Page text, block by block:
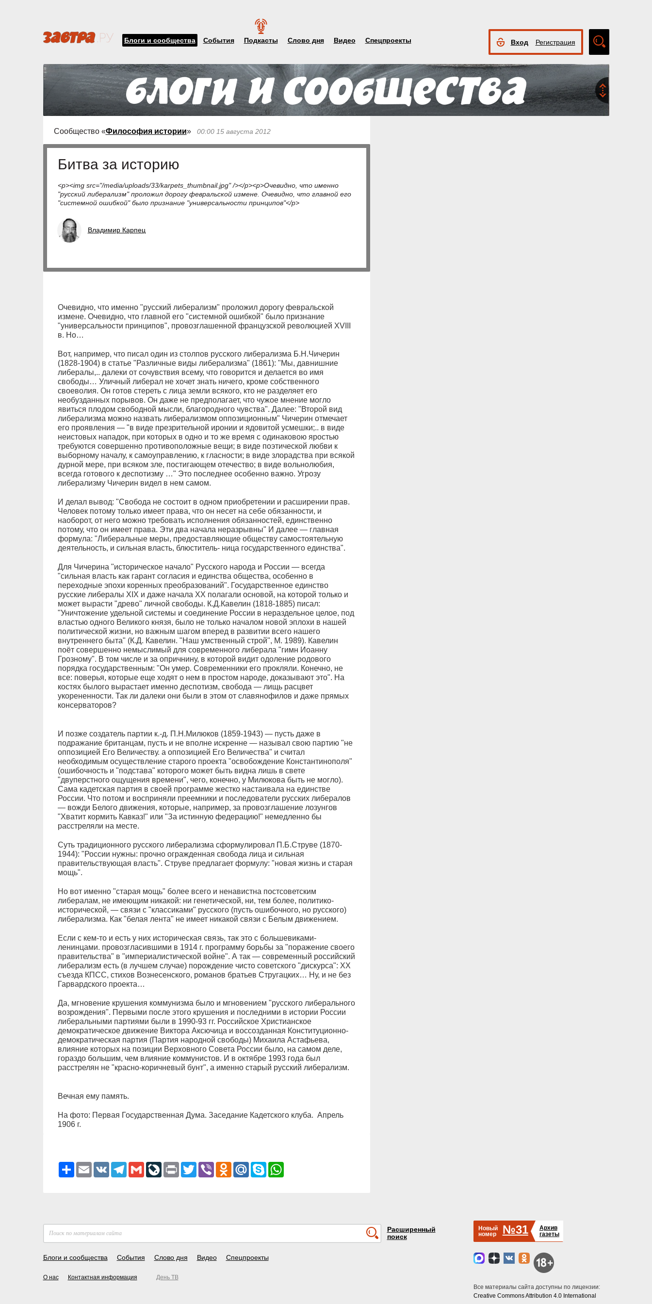
Блоги и сообщества События Подкасты Слово дня Видео Спецпроекты Вход Регистрация
поиск
Сообщество «Философия истории» 00:00 15 августа 2012
Битва за историю
<p><img src="/media/uploads/33/karpets_thumbnail.jpg" /></p><p>Очевидно, что именно
"русский либерализм" проложил дорогу февральской измене. Очевидно, что главной его
"системной ошибкой" было признание "универсальности принципов"</p>
Владимир Карпец
Очевидно, что именно "русский либерализм" проложил дорогу февральской
измене. Очевидно, что главной его "системной ошибкой" было признание
"универсальности принципов", провозглашенной французской революцией XVIII
в. Но…
Вот, например, что писал один из столпов русского либерализма Б.Н.Чичерин
(1828-1904) в статье "Различные виды либерализма" (1861): "Мы, давнишние
либералы,.. далеки от сочувствия всему, что говорится и делается во имя
свободы… Уличный либерал не хочет знать ничего, кроме собственного
своеволия. Он готов стереть с лица земли всякого, кто не разделяет его
необузданных порывов. Он даже не предполагает, что чужое мнение могло
явиться плодом свободной мысли, благородного чувства". Далее: "Второй вид
либерализма можно назвать либерализмом оппозиционным" Чичерин отмечает
его проявления — "в виде презрительной иронии и ядовитой усмешки;.. в виде
неистовых нападок, при которых в одно и то же время с одинаковою яростью
требуются совершенно противоположные вещи; в виде поэтической любви к
выборному началу, к самоуправлению, к гласности; в виде злорадства при всякой
дурной мере, при всяком зле, постигающем отечество; в виде вольнолюбия,
всегда готового к деспотизму …" Это последнее особенно важно. Угрозу
либерализму Чичерин видел в нем самом.
И делал вывод: "Свобода не состоит в одном приобретении и расширении прав.
Человек потому только имеет права, что он несет на себе обязанности, и
наоборот, от него можно требовать исполнения обязанностей, единственно
потому, что он имеет права. Эти два начала неразрывны" И далее — главная
формула: "Либеральные меры, предоставляющие обществу самостоятельную
деятельность, и сильная власть, блюститель- ница государственного единства".
Для Чичерина "историческое начало" Русского народа и России — всегда
"сильная власть как гарант согласия и единства общества, особенно в
переходные эпохи коренных преобразований". Государственное единство
русские либералы XIX и даже начала XX полагали основой, на которой только и
может вырасти "древо" личной свободы. К.Д.Кавелин (1818-1885) писал:
"Уничтожение удельной системы и соединение России в нераздельное целое, под
властью одного Великого князя, было не только началом новой эплохи в нашей
политической жизни, но важным шагом вперед в развитии всего нашего
внутреннего быта" (К.Д. Кавелин. "Наш умственный строй", М. 1989). Кавелин
поёт совершенно немыслимый для современного либерала "гимн Иоанну
Грозному". В том числе и за опричнину, в которой видит одоление родового
порядка государственным: "Он умер. Современники его прокляли. Конечно, не
все: поверья, которые еще ходят о нем в простом народе, доказывают это". На
костях былого вырастает именно деспотизм, свобода — лищь расцвет
укорененности. Так ли далеки они были в этом от славянофилов и даже прямых
консерваторов?
И позже создатель партии к.-д. П.Н.Милюков (1859-1943) — пусть даже в
подражание британцам, пусть и не вполне искренне — называл свою партию "не
оппозицией Его Величеству. а оппозицией Его Величества" и считал
необходимым осуществление старого проекта "освобождение Константинополя"
(ошибочность и "подстава" которого может быть видна лишь в свете
"двуперстного ощущения времени", чего, конечно, у Милюкова быть не могло).
Сама кадетская партия в своей программе жестко настаивала на единстве
России. Что потом и восприняли преемники и последователи русских либералов
— вожди Белого движения, которые, например, за провозглашение лозунгов
"Хватит кормить Кавказ!" или "За истинную федерацию!" немедленно бы
расстреляли на месте.
Суть традиционного русского либерализма сформулировал П.Б.Струве (1870-
1944): "России нужны: прочно огражденная свобода лица и сильная
правительствующая власть". Струве предлагает формулу: "новая жизнь и старая
мощь".
Но вот именно "старая мощь" более всего и ненавистна постсоветским
либералам, не имеющим никакой: ни генетической, ни, тем более, политико-
исторической, — связи с "классиками" русского (пусть ошибочного, но русского)
либерализма. Как "белая лента" не имеет никакой связи с Белым движением.
Если с кем-то и есть у них историческая связь, так это с большевиками-
ленинцами. провозгласившими в 1914 г. программу борьбы за "поражение своего
правительства" в "империалистической войне". А так — современный российский
либерализм есть (в лучшем случае) порождение чисто советского "дискурса": ХХ
съезда КПСС, стихов Вознесенского, романов братьев Стругацких… Ну, и не без
Гарвардского проекта…
Да, мгновение крушения коммунизма было и мгновением "русского либерального
возрождения". Первыми после этого крушения и последними в истории России
либеральными партиями были в 1990-93 гг. Российское Христианское
демократическое движение Виктора Аксючица и воссозданная Конституционно-
демократическая партия (Партия народной свободы) Михаила Астафьева,
влияние которых на позиции Верховного Совета России было, на самом деле,
гораздо большим, чем влияние коммунистов. И в октябре 1993 года был
расстрелян не "красно-коричневый бунт", а именно старый русский либерализм.
Вечная ему память.
На фото: Первая Государственная Дума. Заседание Кадетского клуба. Апрель
1906 г.
РесурсEmail VK Telegram
GmailLiveJournal
Print TwitterViber Odnoklassniki
Mail.RuSkypeWhatsApp
Расширенный
поиск
Блоги и сообщества События Слово дня Видео Спецпроекты
О нас Контактная информация День ТВ
Новый
номер
№31
Архив
газеты
Все материалы сайта доступны по лицензии:
Creative Commons Attribution 4.0 International